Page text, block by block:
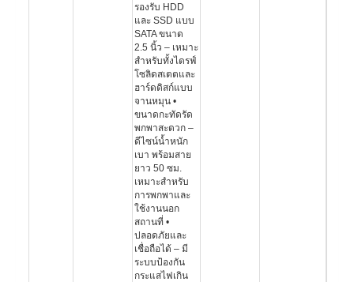
รองรับ HDD
และ SSD แบบ
SATA ขนาด
2.5 นิ้ว – เหมาะ
สำหรับทั้งไดรฟ์
โซลิดสเตตและ
ฮาร์ดดิสก์แบบ
จานหมุน •
ขนาดกะทัดรัด
พกพาสะดวก –
ดีไซน์น้ำหนัก
เบา พร้อมสาย
ยาว 50 ซม.
เหมาะสำหรับ
การพกพาและ
ใช้งานนอก
สถานที่ •
ปลอดภัยและ
เชื่อถือได้ – มี
ระบบป้องกัน
กระแสไฟเกิน